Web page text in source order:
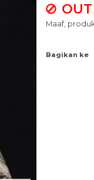
Maaf,
Bagikan ke